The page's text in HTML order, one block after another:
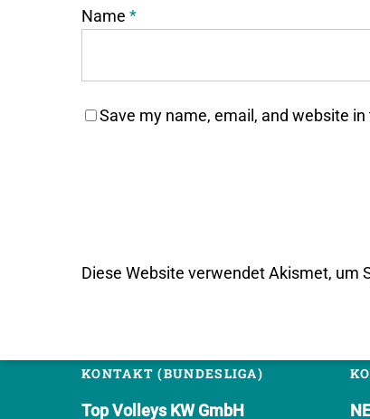
Name *
Save my name, email, and website
Diese Website verwendet Akismet, um
KONTAKT (BUNDESLIGA)
Top Volleys KW GmbH